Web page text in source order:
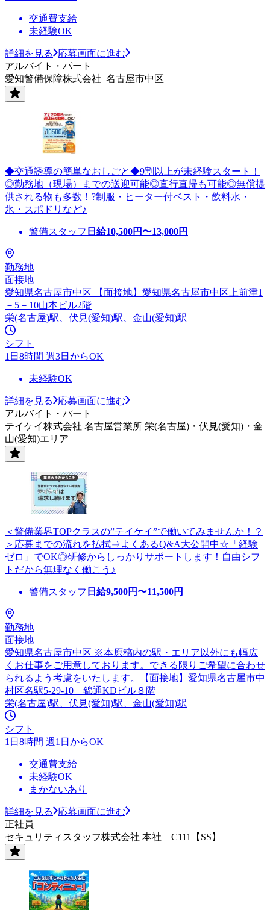
交通費支給
未経験OK
詳細を見る
応募画面に進む
アルバイト・パート
愛知警備保障株式会社_名古屋市中区
◆交通誘導の簡単なおしごと◆9割以上が未経験スタート！
◎勤務地（現場）までの送迎可能◎直行直帰も可能◎無償提
供される物も多数！?制服・ヒーター付ベスト・飲料水・
氷・スポドリなど♪
警備スタッフ 日給10,500円〜13,000円
勤務地
面接地
愛知県名古屋市中区 【面接地】愛知県名古屋市中区上前津1
－5－10山本ビル2階
栄(名古屋)駅、伏見(愛知)駅、金山(愛知)駅
シフト
1日8時間 週3日からOK
未経験OK
詳細を見る
応募画面に進む
アルバイト・パート
テイケイ株式会社 名古屋営業所 栄(名古屋)・伏見(愛知)・金
山(愛知)エリア
＜警備業界TOPクラスの”テイケイ”で働いてみませんか！？
＞応募までの流れを払拭⇒よくあるQ&A大公開中☆「経験
ゼロ」でOK◎研修からしっかりサポートします！自由シフ
トだから無理なく働こう♪
警備スタッフ 日給9,500円〜11,500円
勤務地
面接地
愛知県名古屋市中区 ※本原稿内の駅・エリア以外にも幅広
くお仕事をご用意しております。できる限りご希望に合わせ
られるよう考慮をいたします。【面接地】愛知県名古屋市中
村区名駅5-29-10 錦通KDビル８階
栄(名古屋)駅、伏見(愛知)駅、金山(愛知)駅
シフト
1日8時間 週1日からOK
交通費支給
未経験OK
まかないあり
詳細を見る
応募画面に進む
正社員
セキュリティスタッフ株式会社 本社 C111【SS】